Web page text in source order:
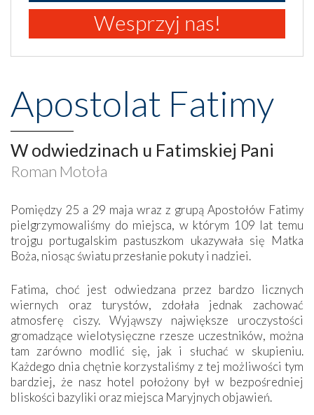
Wesprzyj nas!
Apostolat Fatimy
W odwiedzinach u Fatimskiej Pani
Roman Motoła
Pomiędzy 25 a 29 maja wraz z grupą Apostołów Fatimy
pielgrzymowaliśmy do miejsca, w którym 109 lat temu
trojgu portugalskim pastuszkom ukazywała się Matka
Boża, niosąc światu przesłanie pokuty i nadziei.
Fatima, choć jest odwiedzana przez bardzo licznych
wiernych oraz turystów, zdołała jednak zachować
atmosferę ciszy. Wyjąwszy największe uroczystości
gromadzące wielotysięczne rzesze uczestników, można
tam zarówno modlić się, jak i słuchać w skupieniu.
Każdego dnia chętnie korzystaliśmy z tej możliwości tym
bardziej, że nasz hotel położony był w bezpośredniej
bliskości bazyliki oraz miejsca Maryjnych objawień.